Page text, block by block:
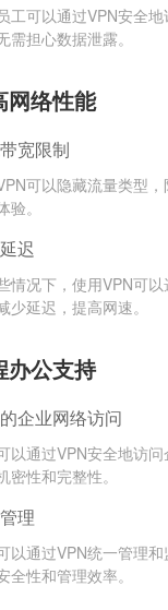
工可以通过VPN安全
需担心数据泄露。
网络性能
宽限制
可以隐藏流量类型
验。
迟
情况下，使用VPN可
少延迟，提高网速。
办公支持
企业网络访问
以通过VPN安全地访
密性和完整性。
理
以通过VPN统一管理和
全性和管理效率。